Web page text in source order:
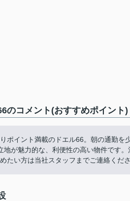
のコメント(おすすめポイント)
ポイント満載のドエル66。朝の通勤
地が魅力的な、利便性の高い物件です
たい方は当社スタッフまでご連絡くだ